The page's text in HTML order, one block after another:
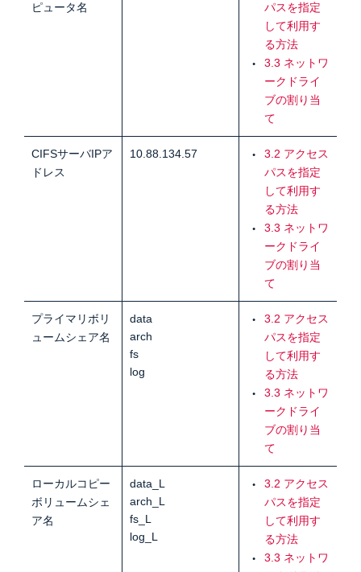
ピュータ名
パスを指定
して利用す
る方法
3.3 ネットワ
ークドライ
ブの割り当
て
CIFSサーバIPア
ドレス
10.88.134.57
3.2 アクセス
パスを指定
して利用す
る方法
3.3 ネットワ
ークドライ
ブの割り当
て
プライマリボリ
ュームシェア名
data
arch
fs
log
3.2 アクセス
パスを指定
して利用す
る方法
3.3 ネットワ
ークドライ
ブの割り当
て
ローカルコピー
ボリュームシェ
ア名
data_L
arch_L
fs_L
log_L
3.2 アクセス
パスを指定
して利用す
る方法
3.3 ネットワ